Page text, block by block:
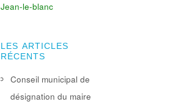
Jean-le-blanc
LES ARTICLES
RÉCENTS
Conseil municipal de
désignation du maire